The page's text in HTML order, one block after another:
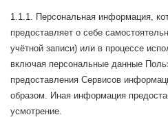
1.1.1. Персональная информация,
предоставляет о себе
учётной записи) или в процессе
включая персональные данные
предоставления Сервисов
образом. Иная информация
усмотрение.